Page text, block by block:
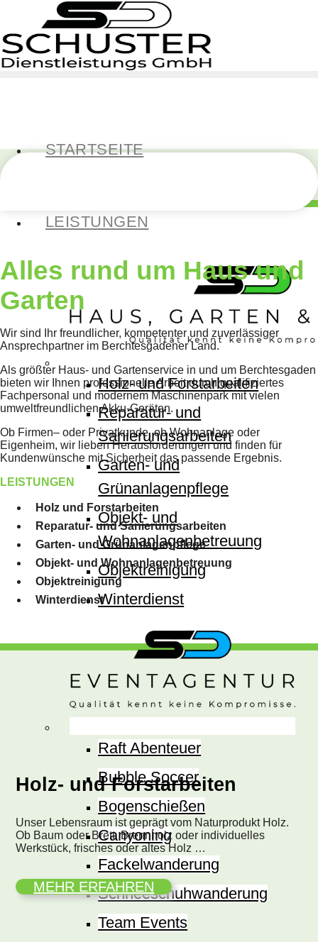
STARTSEITE
LEISTUNGEN
Holz- und Forstarbeiten
Reparatur- und
Sanierungsarbeiten
Garten- und
Grünanlagenpflege
Objekt- und
Wohnanlagenbetreuung
Objektreinigung
Winterdienst
Raft Abenteuer
Bubble Soccer
Bogenschießen
Canyoning
Fackelwanderung
Schneeschuhwanderung
Team Events
Alles rund um Haus und
Garten
Wir sind Ihr freundlicher, kompetenter und zuverlässiger
Ansprechpartner im Berchtesgadener Land.
Als größter Haus- und Gartenservice in und um Berchtesgaden
bieten wir Ihnen professionelle Arbeit durch qualifiziertes
Fachpersonal und modernem Maschinenpark mit vielen
umweltfreundlichen Akku-Geräten.
Ob Firmen– oder Privatkunde, ob Wohnanlage oder
Eigenheim, wir lieben Herausforderungen und finden für
Kundenwünsche mit Sicherheit das passende Ergebnis.
LEISTUNGEN
Holz und Forstarbeiten
Reparatur- und Sanierungsarbeiten
Garten- und Grünanlagenpflege
Objekt- und Wohnanlagenbetreuung
Objektreinigung
Winterdienst
Holz- und Forstarbeiten
Unser Lebensraum ist geprägt vom Naturprodukt Holz.
Ob Baum oder Brett, Brennholz oder individuelles
Werkstück, frisches oder altes Holz …
MEHR ERFAHREN